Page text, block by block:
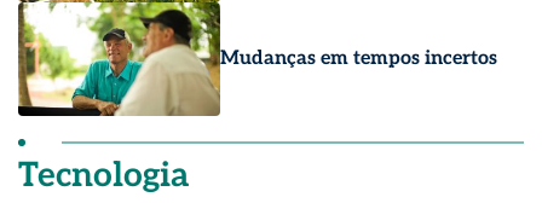
Mudanças em tempos incertos
Tecnologia